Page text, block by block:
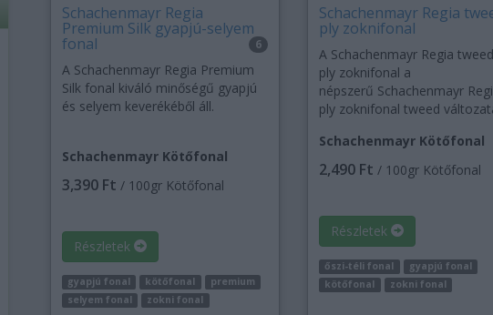
Schachenmayr Regia
Premium Silk gyapjú-selyem
fonal 6
A Schachenmayr Regia Premium
Silk fonal kiváló minőségű gyapjú
és selyem keverékéből áll.
Schachenmayr Kötőfonal
3,390 Ft / 100gr Kötőfonal
Részletek
gyapjú fonal kötőfonal
premium
selyem fonal
zokni fonal
Schachenmayr Regia
ply zoknifonal
A Schachenmayr Regia
ply zoknifonal a
népszerű Schachenmayr
ply zoknifonal tweed
Schachenmayr Kötőfonal
2,490 Ft / 100gr Kötőfonal
Részletek
őszi-téli fonal
gyapjú fonal
kötőfonal
zokni fonal